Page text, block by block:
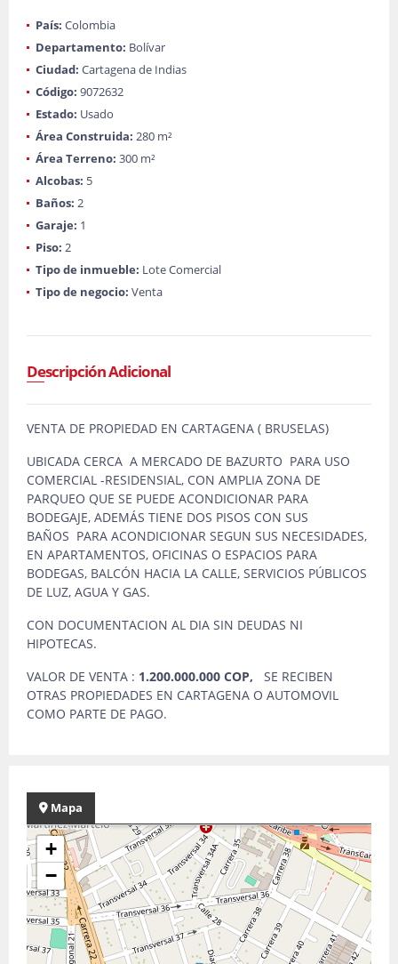
País: Colombia
Departamento: Bolívar
Ciudad: Cartagena de Indias
Código: 9072632
Estado: Usado
Área Construida: 280 m²
Área Terreno: 300 m²
Alcobas: 5
Baños: 2
Garaje: 1
Piso: 2
Tipo de inmueble: Lote Comercial
Tipo de negocio: Venta
Descripción Adicional
VENTA DE PROPIEDAD EN CARTAGENA ( BRUSELAS)
UBICADA CERCA A MERCADO DE BAZURTO PARA USO
COMERCIAL -RESIDENSIAL, CON AMPLIA ZONA DE
PARQUEO QUE SE PUEDE ACONDICIONAR PARA
BODEGAJE, ADEMÁS TIENE DOS PISOS CON SUS
BAÑOS PARA ACONDICIONAR SEGUN SUS NECESIDADES,
EN APARTAMENTOS, OFICINAS O ESPACIOS PARA
BODEGAS, BALCÓN HACIA LA CALLE, SERVICIOS PÚBLICOS
DE LUZ, AGUA Y GAS.
CON DOCUMENTACION AL DIA SIN DEUDAS NI
HIPOTECAS.
VALOR DE VENTA : 1.200.000.000 COP,
SE RECIBEN
OTRAS PROPIEDADES EN CARTAGENA O AUTOMOVIL
COMO PARTE DE PAGO.
Mapa
+
−